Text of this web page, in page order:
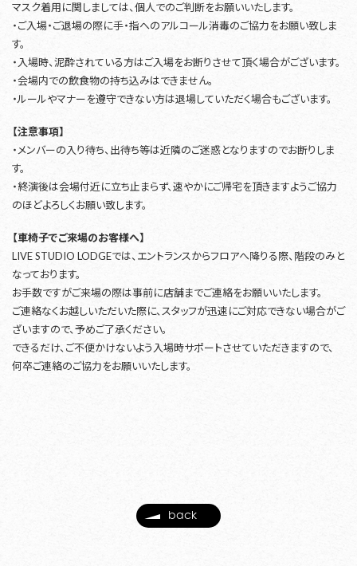
マスク着用に関しましては、個人でのご判断をお願いいたします。
・ご入場・ご退場の際に手・指へのアルコール消毒のご協力をお願い致しま
す。
・入場時、泥酔されている方はご入場をお断りさせて頂く場合がございます。
・会場内での飲食物の持ち込みはできません。
・ルールやマナーを遵守できない方は退場していただく場合もございます。
【注意事項】
・メンバーの入り待ち、出待ち等は近隣のご迷惑となりますのでお断りしま
す。
・終演後は会場付近に立ち止まらず、速やかにご帰宅を頂きますようご協力
のほどよろしくお願い致します。
【車椅子でご来場のお客様へ】
LIVE STUDIO LODGEでは、エントランスからフロアへ降りる際、階段のみと
なっております。
お手数ですがご来場の際は事前に店舗までご連絡をお願いいたします。
ご連絡なくお越しいただいた際に、スタッフが迅速にご対応できない場合がご
ざいますので、予めご了承ください。
できるだけ、ご不便かけないよう入場時サポートさせていただきますので、
何卒ご連絡のご協力をお願いいたします。
back